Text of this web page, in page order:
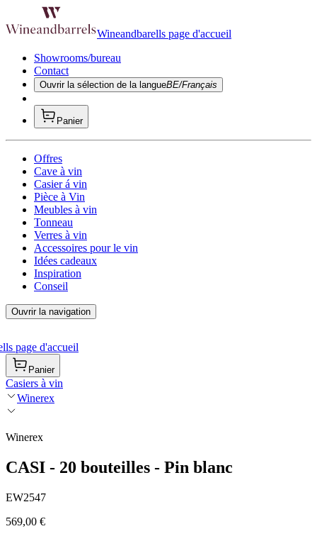
Wineandbarells page d'accueil
Showrooms/bureau
Contact
Ouvrir la sélection de la langueBE/Français
Panier
Offres
Cave à vin
Casier á vin
Pièce à Vin
Meubles à vin
Tonneau
Verres à vin
Accessoires pour le vin
Idées cadeaux
Inspiration
Conseil
Ouvrir la navigation
page d'accueil
Panier
Casiers à vin
Winerex
Winerex
CASI - 20 bouteilles - Pin blanc
EW2547
569,00 €